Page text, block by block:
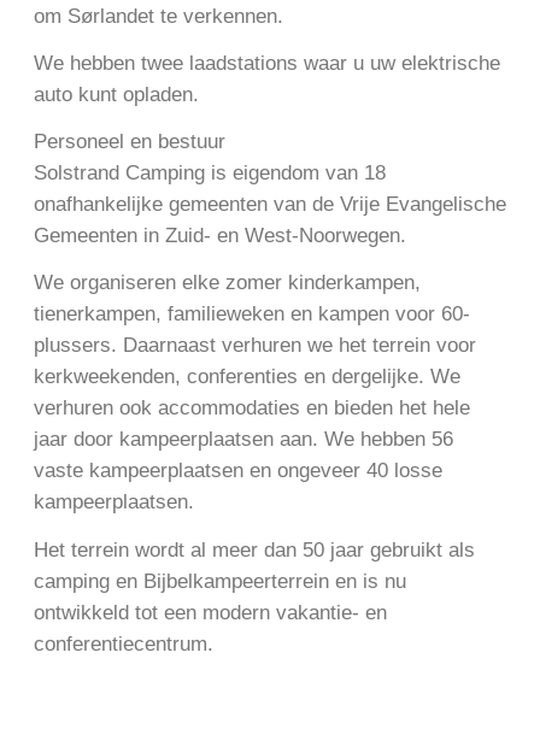
om Sørlandet te verkennen.
We hebben twee laadstations waar u uw elektrische
auto kunt opladen.
Personeel en bestuur
Solstrand Camping is eigendom van 18
onafhankelijke gemeenten van de Vrije Evangelische
Gemeenten in Zuid- en West-Noorwegen.
We organiseren elke zomer kinderkampen,
tienerkampen, familieweken en kampen voor 60-
plussers. Daarnaast verhuren we het terrein voor
kerkweekenden, conferenties en dergelijke. We
verhuren ook accommodaties en bieden het hele
jaar door kampeerplaatsen aan. We hebben 56
vaste kampeerplaatsen en ongeveer 40 losse
kampeerplaatsen.
Het terrein wordt al meer dan 50 jaar gebruikt als
camping en Bijbelkampeerterrein en is nu
ontwikkeld tot een modern vakantie- en
conferentiecentrum.